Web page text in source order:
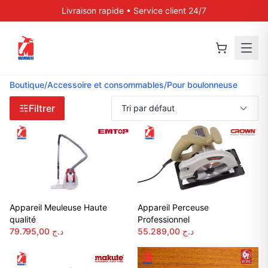
Livraison rapide • Service client 24/7
Boutique/Accessoire et consommables/Pour boulonneuse
Filtrer
Appareil Meuleuse Haute
qualité
د.ج
Appareil Perceuse
Professionnel
د.ج